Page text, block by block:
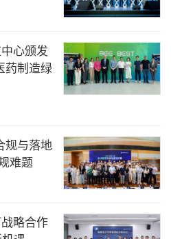
心颁发
药制造绿
规与落地
难题
略合作